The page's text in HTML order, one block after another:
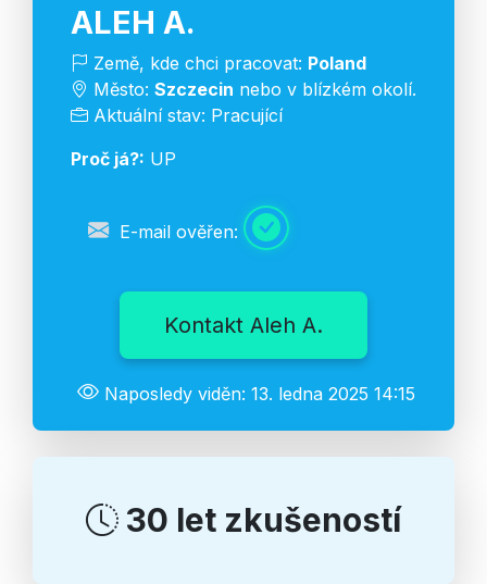
ALEH A.
Země, kde chci pracovat: Poland
Město: Szczecin nebo v blízkém okolí.
Aktuální stav: Pracující
Proč já?: UP
E-mail ověřen:
Kontakt Aleh A.
Naposledy viděn: 13. ledna 2025 14:15
30 let zkušeností